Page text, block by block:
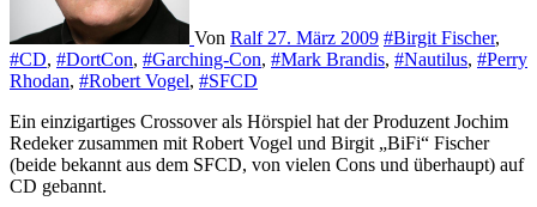
Von Ralf 27. März 2009 #Birgit Fischer,
#CD, #DortCon, #Garching-Con, #Mark Brandis, #Nautilus, #Perry
Rhodan, #Robert Vogel, #SFCD
Ein einzigartiges Crossover als Hörspiel hat der Produzent Jochim
Redeker zusammen mit Robert Vogel und Birgit „BiFi“ Fischer
(beide bekannt aus dem SFCD, von vielen Cons und überhaupt) auf
CD gebannt.